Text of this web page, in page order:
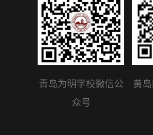
青岛为明学校微信公
众号
黄